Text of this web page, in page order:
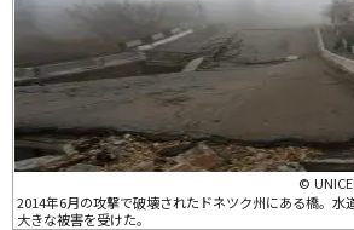
©
2014年6月の攻撃で破壊されたドネツク州にある橋。水
大きな被害を受けた。